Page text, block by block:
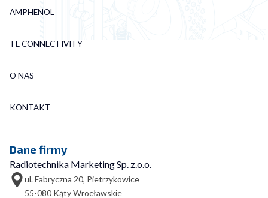
AMPHENOL
TE CONNECTIVITY
O NAS
KONTAKT
Dane firmy
Radiotechnika Marketing Sp. z.o.o.
ul. Fabryczna 20, Pietrzykowice
55-080 Kąty Wrocławskie